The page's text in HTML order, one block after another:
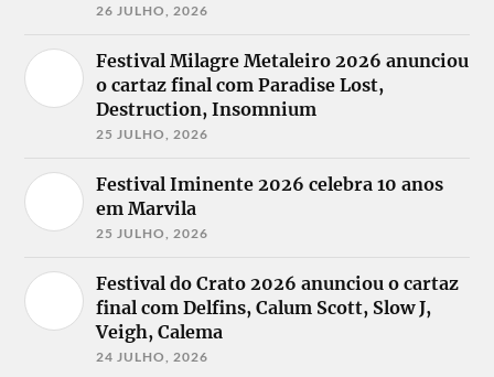
26 JULHO, 2026
Festival Milagre Metaleiro 2026 anunciou
o cartaz final com Paradise Lost,
Destruction, Insomnium
25 JULHO, 2026
Festival Iminente 2026 celebra 10 anos
em Marvila
25 JULHO, 2026
Festival do Crato 2026 anunciou o cartaz
final com Delfins, Calum Scott, Slow J,
Veigh, Calema
24 JULHO, 2026